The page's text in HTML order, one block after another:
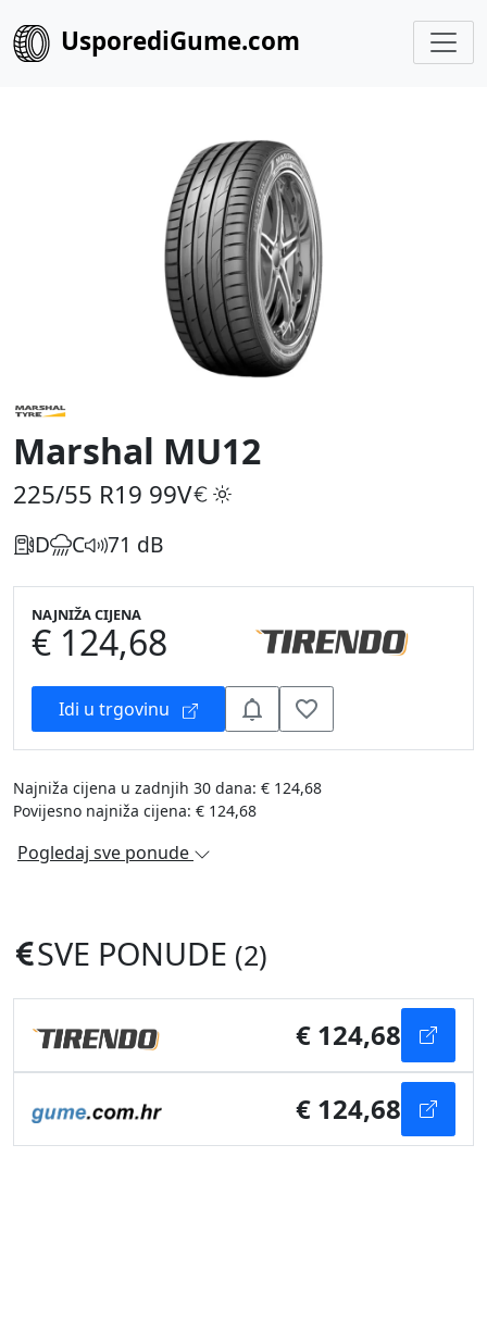
UsporediGume.com
Marshal MU12
225/55 R19 99V
D C 71 dB
NAJNIŽA CIJENA
€ 124,68
Idi u trgovinu
Najniža cijena u zadnjih 30 dana: € 124,68
Povijesno najniža cijena: € 124,68
Pogledaj sve ponude
SVE PONUDE (2)
€ 124,68
€ 124,68